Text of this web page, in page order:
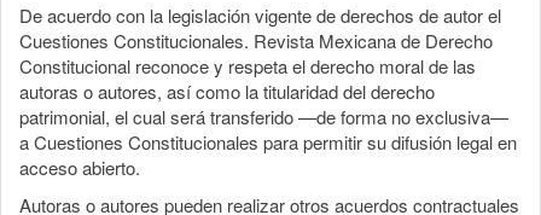
De acuerdo con la legislación vigente de derechos de autor el
Cuestiones Constitucionales. Revista Mexicana de Derecho
Constitucional reconoce y respeta el derecho moral de las
autoras o autores, así como la titularidad del derecho
patrimonial, el cual será transferido —de forma no exclusiva—
a Cuestiones Constitucionales para permitir su difusión legal en
acceso abierto.
Autoras o autores pueden realizar otros acuerdos contractuales